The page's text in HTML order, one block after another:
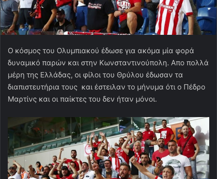
O κόσμος του Ολυμπιακού έδωσε για ακόμα μία φορά
δυναμικό παρών και στην Κωνσταντινούπολη. Απο πολλά
μέρη της Ελλάδας, οι φίλοι του Θρύλου έδωσαν τα
διαπιστευτήρια τους και έστειλαν το μήνυμα ότι ο Πέδρο
Μαρτίνς και οι παίκτες του δεν ήταν μόνοι.